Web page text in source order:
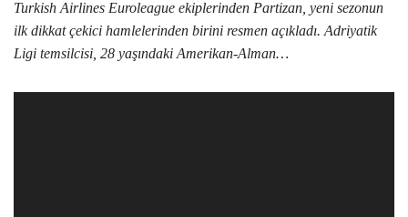
Turkish Airlines Euroleague ekiplerinden Partizan, yeni sezonun
ilk dikkat çekici hamlelerinden birini resmen açıkladı. Adriyatik
Ligi temsilcisi, 28 yaşındaki Amerikan-Alman…